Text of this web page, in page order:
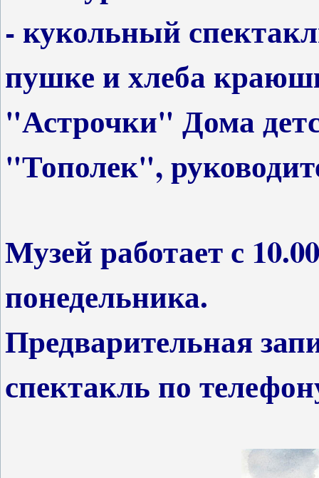
- кукольный
пушке и хлеба
"Астрочки" Дома
"Тополек",
Музей работает с
понедельника.
Предварительная
спектакль по